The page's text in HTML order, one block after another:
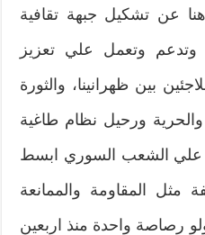
عن تشكيل جبهة تقافية
وتدعم وتعمل علي تعزيز
بين ظهرانينا،‮ ‬والثورة
والحرية ورحيل نظام طاغية
الشعب السوري ابسط
المقاومة والممانعة
رصاصة‮ ‬واحدة منذ اربعين